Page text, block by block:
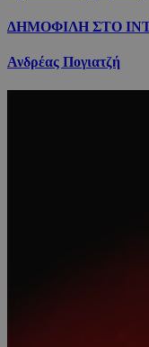
ΔΗΜΟΦΙΛΗ ΣΤΟ
Ανδρέας Πογιατζή